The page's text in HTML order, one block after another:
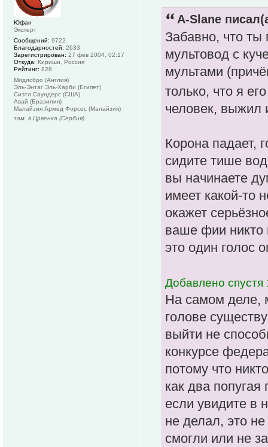
A-Slane
Забавно, что
мультовод с
мультами
только, что я
человек, выжил
Корона падает,
сидите тише
вы начинаете
имеет какой-то
окажет
ваше фии никто
это один голос
Добавлено спустя
На самом деле,
голове
выйти не
конкурсе
потому что
как два попугая
если увидите в
не делал, это
смогли или не
Юфан
Эксперт
Сообщений: 9722
Благодарностей: 2633
Зарегистрирован: 27 фев 2004, 02:17
Откуда: Кириши, Россия
Рейтинг: 828
Мидлсбро (Англия)
Эль-Энтаг Эль-Харби (Египет)
Сиэтл Саундерс (США)
Авай (Бразилия)
Малайзия Армед Форсес (Малайзия)
зам. в Црвенка (Сербия)